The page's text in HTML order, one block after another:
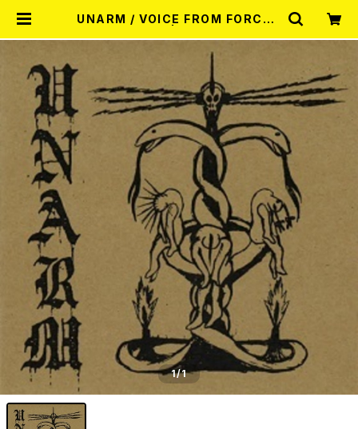
UNARM / VOICE FROM FORCED
MISERY
1/1